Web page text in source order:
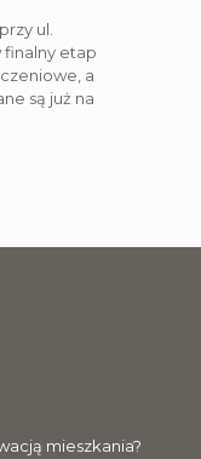
ul.
finalny etap
a
są już na
mieszkania?